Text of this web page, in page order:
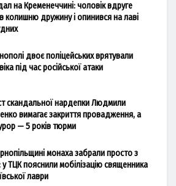
на Кременеччині: чоловік вдруге
колишню дружину і опинився на лаві
двоє поліцейських врятували
під час російської атаки
скандальної нардепки Людмили
вимагає закриття провадження, а
— 5 років тюрми
монаха забрали просто з
ТЦК пояснили мобілізацію священника
лаври